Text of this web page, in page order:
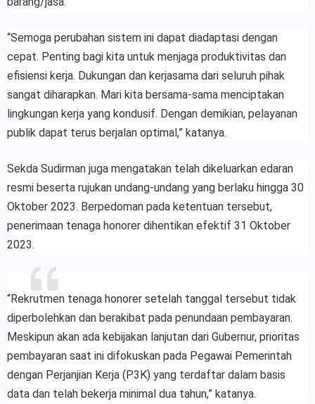
“Semoga perubahan sistem ini dapat diadaptasi dengan
cepat. Penting bagi kita untuk menjaga produktivitas dan
efisiensi kerja. Dukungan dan kerjasama dari seluruh pihak
sangat diharapkan. Mari kita bersama-sama menciptakan
lingkungan kerja yang kondusif. Dengan demikian, pelayanan
publik dapat terus berjalan optimal,” katanya.
Sekda Sudirman juga mengatakan telah dikeluarkan edaran
resmi beserta rujukan undang-undang yang berlaku hingga 30
Oktober 2023. Berpedoman pada ketentuan tersebut,
penerimaan tenaga honorer dihentikan efektif 31 Oktober
2023.
“Rekrutmen tenaga honorer setelah tanggal tersebut tidak
diperbolehkan dan berakibat pada penundaan pembayaran.
Meskipun akan ada kebijakan lanjutan dari Gubernur, prioritas
pembayaran saat ini difokuskan pada Pegawai Pemerintah
dengan Perjanjian Kerja (P3K) yang terdaftar dalam basis
data dan telah bekerja minimal dua tahun,” katanya.